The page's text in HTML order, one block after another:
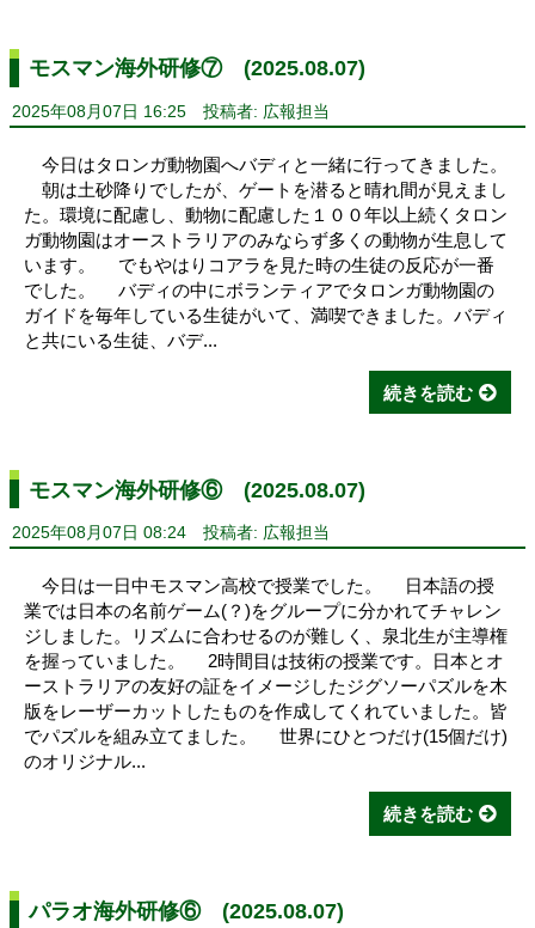
モスマン海外研修⑦ (2025.08.07)
2025年08月07日 16:25 投稿者: 広報担当
今日はタロンガ動物園へバディと一緒に行ってきました。
朝は土砂降りでしたが、ゲートを潜ると晴れ間が見えまし
た。環境に配慮し、動物に配慮した１００年以上続くタロン
ガ動物園はオーストラリアのみならず多くの動物が生息して
います。 でもやはりコアラを見た時の生徒の反応が一番
でした。 バディの中にボランティアでタロンガ動物園の
ガイドを毎年している生徒がいて、満喫できました。バディ
と共にいる生徒、バデ...
続きを読む
モスマン海外研修⑥ (2025.08.07)
2025年08月07日 08:24 投稿者: 広報担当
今日は一日中モスマン高校で授業でした。 日本語の授
業では日本の名前ゲーム(？)をグループに分かれてチャレン
ジしました。リズムに合わせるのが難しく、泉北生が主導権
を握っていました。 2時間目は技術の授業です。日本とオ
ーストラリアの友好の証をイメージしたジグソーパズルを木
版をレーザーカットしたものを作成してくれていました。皆
でパズルを組み立てました。 世界にひとつだけ(15個だけ)
のオリジナル...
続きを読む
パラオ海外研修⑥ (2025.08.07)